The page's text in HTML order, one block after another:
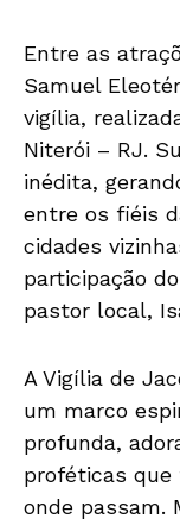
Entre as
Samuel
vigília,
Niterói – RJ.
inédita,
entre os fiéis
cidades
participação
pastor local,
A Vigília de
um marco
profunda,
proféticas
onde passam.